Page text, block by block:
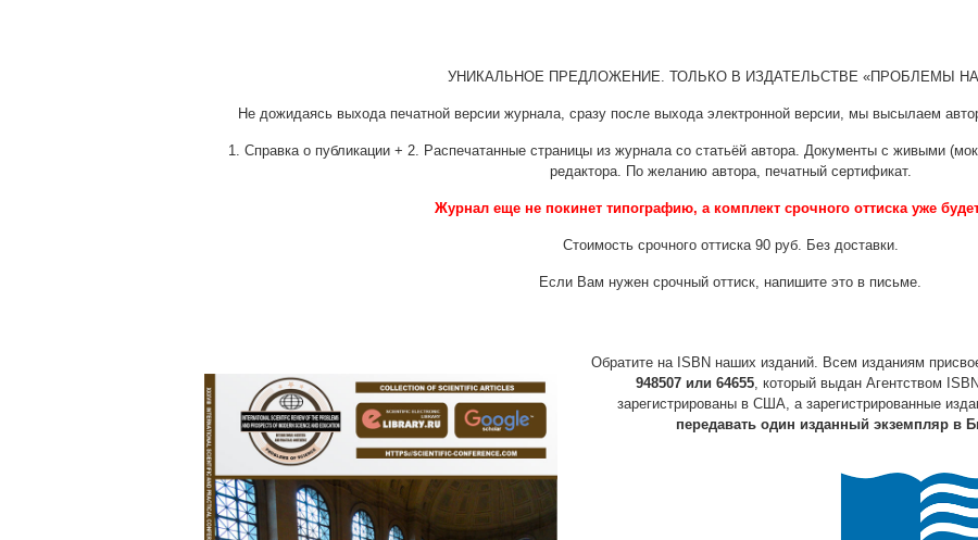
УНИКАЛЬНОЕ ПРЕДЛОЖЕНИЕ. ТОЛЬКО В ИЗДАТЕЛЬСТВЕ «ПРОБЛЕМЫ
Не дожидаясь выхода печатной версии журнала, сразу после выхода электронной версии, мы высылаем
1. Справка о публикации + 2. Распечатанные страницы из журнала со статьёй автора. Документы с живыми
редактора. По желанию автора, печатный сертификат.
Журнал еще не покинет типографию, а комплект срочного оттиска уже
Стоимость срочного оттиска 90 руб. Без доставки.
Если Вам нужен срочный оттиск, напишите это в письме.
Обратите на ISBN наших изданий. Всем изданиям
948507 или 64655 , который выдан Агентством
зарегистрированы в США, а зарегистрированные
передавать один изданный экземпляр в